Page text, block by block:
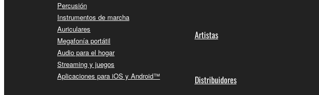
Percusión
Instrumentos de marcha
Auriculares
Megafonía portátil
Audio para el hogar
Streaming y juegos
Aplicaciones para iOS y Android™
Artistas
Distribuidores